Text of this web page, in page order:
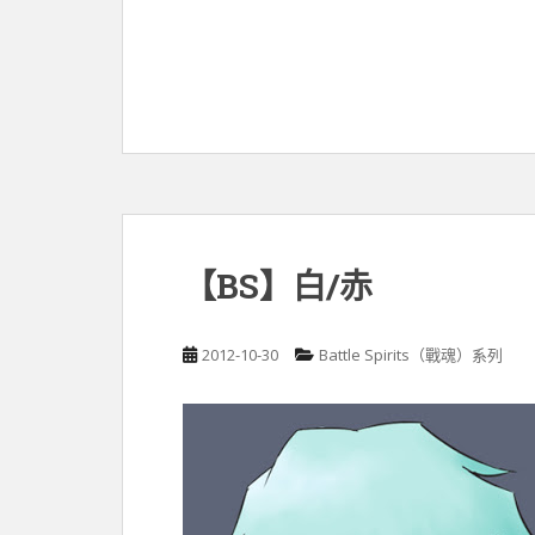
【BS】白/赤
2012-10-30 Battle Spirits（戰魂）系列